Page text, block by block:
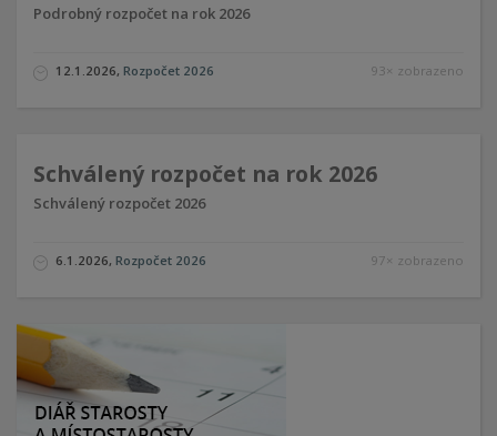
Podrobný rozpočet na rok 2026
93× zobrazeno
12.1.2026, Rozpočet 2026
Schválený rozpočet na rok 2026
Schválený rozpočet 2026
97× zobrazeno
6.1.2026, Rozpočet 2026